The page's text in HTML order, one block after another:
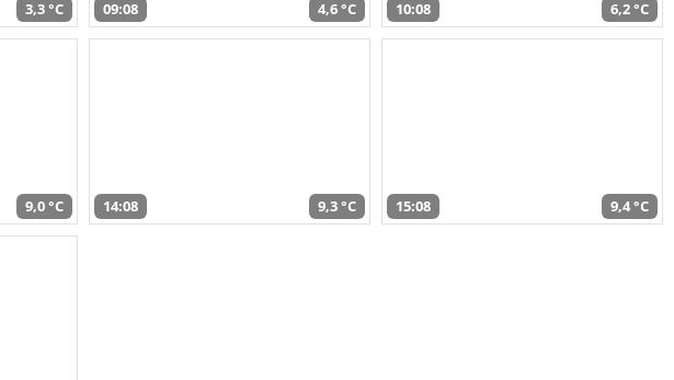
3,3 °C 09:08 4,6 °C 10:08 6,2 °C
9,0 °C 14:08 9,3 °C 15:08 9,4 °C